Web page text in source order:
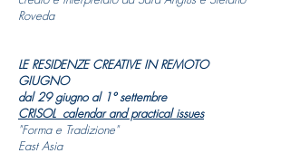
Roveda
LE RESIDENZE CREATIVE IN REMOTO
GIUGNO
dal 29 giugno al 1° settembre
CRISOL calendar and practical issues
"Forma e Tradizione"
East Asia